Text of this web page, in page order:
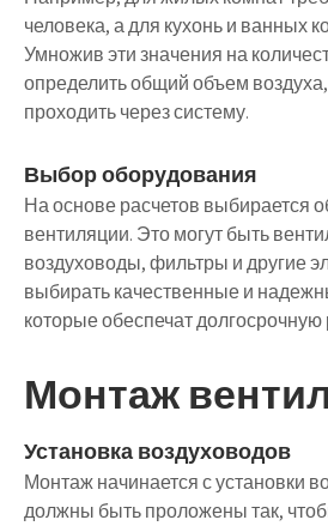
человека, а для кухонь и ванных
Умножив эти значения на
определить общий объем
проходить через систему.
Выбор оборудования
На основе расчетов выбирается
вентиляции. Это могут быть
воздуховоды, фильтры и другие
выбирать качественные и
которые обеспечат
Монтаж
Установка воздуховодов
Монтаж начинается с установки
должны быть проложены так,